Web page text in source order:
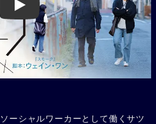
Play
ーシャルワーカーとして働くサツ